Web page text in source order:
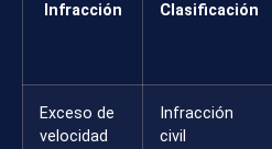
Infracción Clasificación
Exceso de
velocidad
Infracción
civil